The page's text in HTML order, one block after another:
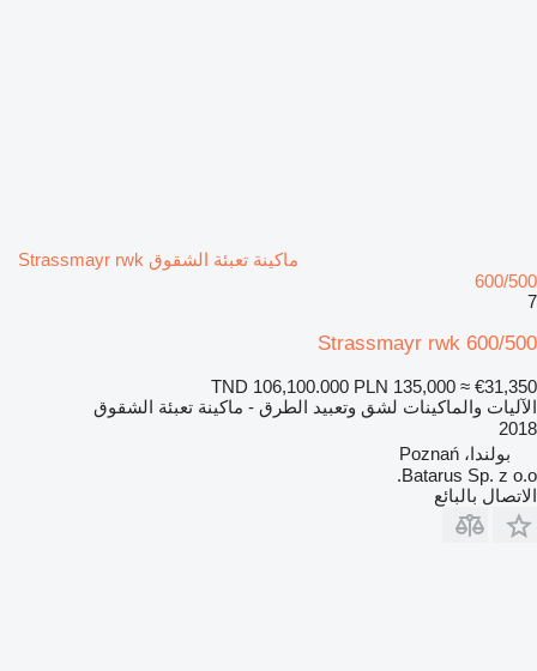
ماكينة تعبئة الشقوق Strassmayr rwk
600/500
7
Strassmayr rwk 600/500
TND 106,100.000 PLN 135,000 ≈ €31,350
الآليات والماكينات لشق وتعبيد الطرق - ماكينة تعبئة الشقوق
2018
بولندا، Poznań
Batarus Sp. z o.o.
الاتصال بالبائع